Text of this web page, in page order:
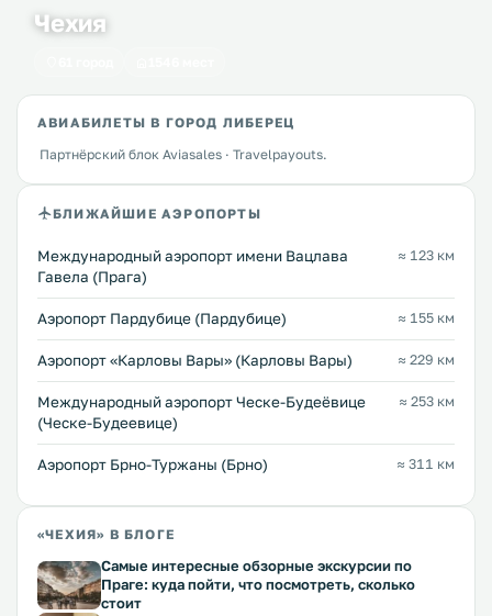
Чехия
АВИАБИЛЕТЫ В ГОРОД ЛИБЕРЕЦ
Партнёрский блок Aviasales · Travelpayouts.
БЛИЖАЙШИЕ АЭРОПОРТЫ
Международный аэропорт имени Вацлава
Гавела (Прага)
≈ 123 км
Аэропорт Пардубице (Пардубице) ≈ 155 км
Аэропорт «Карловы Вары» (Карловы Вары) ≈ 229 км
Международный аэропорт Ческе-Будеёвице
(Ческе-Будеевице)
≈ 253 км
Аэропорт Брно-Туржаны (Брно) ≈ 311 км
«ЧЕХИЯ» В БЛОГЕ
Самые интересные обзорные экскурсии по
Праге: куда пойти, что посмотреть, сколько
стоит